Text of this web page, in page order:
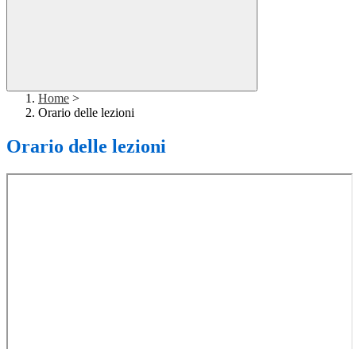
Home >
Orario delle lezioni
Orario delle lezioni